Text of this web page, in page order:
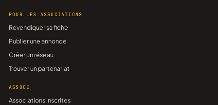
POUR LES ASSOCIATIONS
Revendiquer sa fiche
Publier une annonce
Créer un réseau
Trouver un partenariat
ASSOCE
Associations inscrites